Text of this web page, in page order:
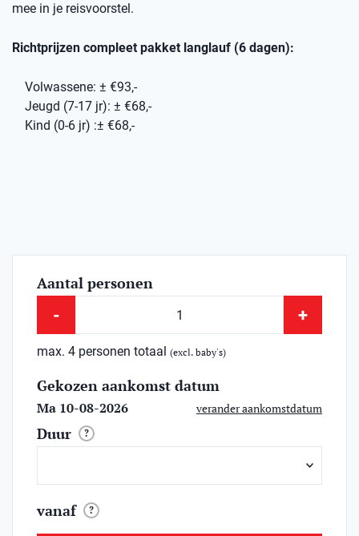
mee in je reisvoorstel.
Richtprijzen compleet pakket langlauf (6 dagen):
Volwassene: ± €93,-
Jeugd (7-17 jr): ± €68,-
Kind (0-6 jr) :± €68,-
Aantal personen
- +
max. 4 personen totaal (excl. baby's)
Gekozen aankomst datum
Ma 10-08-2026 verander aankomstdatum
Duur ?
vanaf ?